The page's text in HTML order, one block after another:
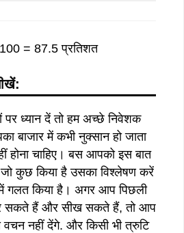
= 87.5 प्रतिशत
पर ध्यान दें तो हम अच्छे निवेशक
में कभी नुक्सान हो जाता
होना चाहिए। बस आपको इस बात
कुछ किया है उसका विश्लेषण करें
गलत किया है। अगर आप पिछली
सकते हैं और सीख सकते हैं, तो आप
वचन नहीं देंगे. और किसी भी त्रुटि